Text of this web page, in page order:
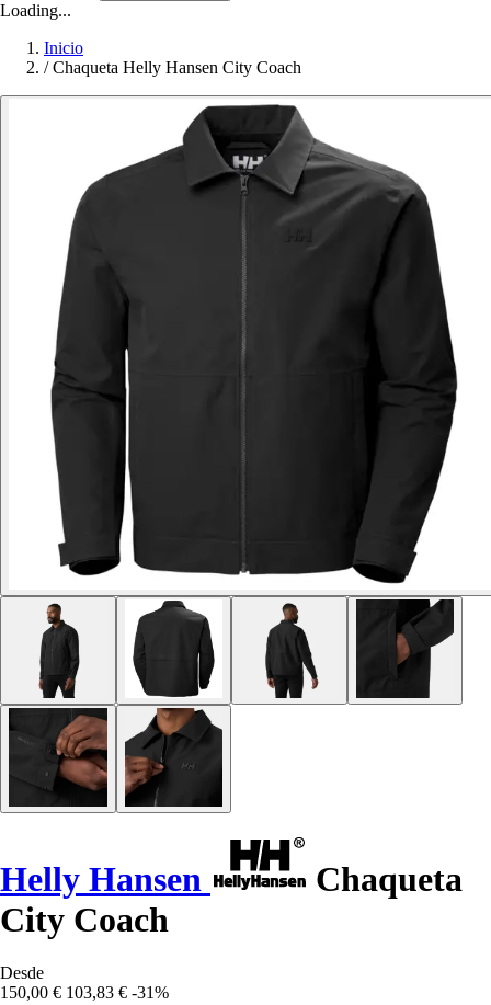
Loading...
Inicio
/ Chaqueta Helly Hansen City Coach
Helly Hansen
Chaqueta
City Coach
Desde
150,00 € 103,83 € -31%